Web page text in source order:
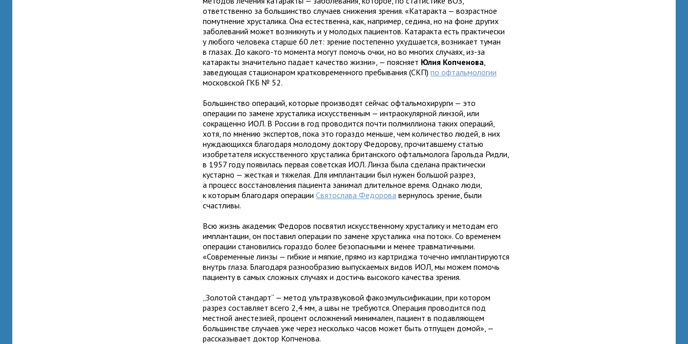
ответственно за большинство случаев снижения зрения. «Катаракта — возрастное
помутнение хрусталика. Она естественна, как, например, седина, но на фоне других
заболеваний может возникнуть и у молодых пациентов. Катаракта есть практически
у любого человека старше 60 лет: зрение постепенно ухудшается, возникает туман
в глазах. До какого-то момента могут помочь очки, но во многих случаях, из-за
катаракты значительно падает качество жизни», — поясняет Юлия Копченова,
заведующая стационаром кратковременного пребывания (СКП)по офтальмологии
московской ГКБ № 52.
Большинство операций, которые производят сейчас офтальмохирурги — это
операции по замене хрусталика искусственным — интраокулярной линзой, или
сокращенно ИОЛ. В России в год проводится почти полмиллиона таких операций,
хотя, по мнению экспертов, пока это гораздо меньше, чем количество людей, в них
нуждающихся благодаря молодому доктору Федорову, прочитавшему статью
изобретателя искусственного хрусталика британского офтальмолога Гарольда Ридли,
в 1957 году появилась первая советская ИОЛ. Линза была сделана практически
кустарно — жесткая и тяжелая. Для имплантации был нужен большой разрез,
а процесс восстановления пациента занимал длительное время. Однако люди,
к которым благодаря операцииСвятослава Федорова вернулось зрение, были
счастливы.
Всю жизнь академик Федоров посвятил искусственному хрусталику и методам его
имплантации, он поставил операции по замене хрусталика «на поток». Со временем
операции становились гораздо более безопасными и менее травматичными.
«Современные линзы — гибкие и мягкие, прямо из картриджа точечно имплантируются
внутрь глаза. Благодаря разнообразию выпускаемых видов ИОЛ, мы можем помочь
пациенту в самых сложных случаях и достичь высокого качества зрения.
„Золотой стандарт“ — метод ультразвуковой факоэмульсификации, при котором
разрез составляет всего 2,4 мм, а швы не требуются. Операция проводится под
местной анестезией, процент осложнений минимален, пациент в подавляющем
большинстве случаев уже через несколько часов может быть отпущен домой», —
рассказывает доктор Копченова.